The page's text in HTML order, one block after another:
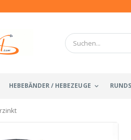
HEBEBÄNDER / HEBEZEUGE